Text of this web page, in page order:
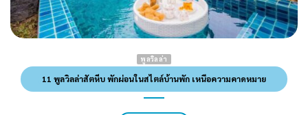
พูลวิลล่า
11 พูลวิลล่าสัตหีบ พักผ่อนในสไตล์บ้านพัก เหนือความคาดหมาย